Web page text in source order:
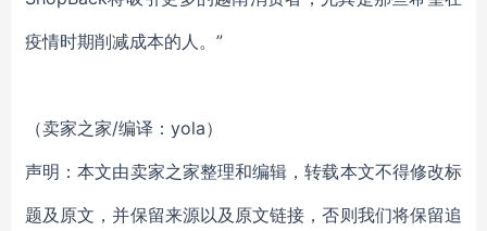
疫情时期削减成本的人。”
（卖家之家/编译：yola）
声明：本文由卖家之家整理和编辑，转载本文不得修改标
题及原文，并保留来源以及原文链接，否则我们将保留追